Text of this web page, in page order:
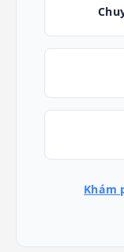
Khám